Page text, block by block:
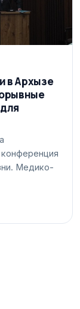
в Архызе
Медико-